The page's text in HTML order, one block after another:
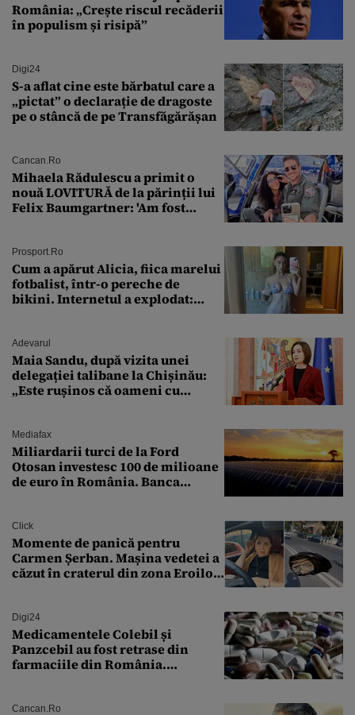
România: „Crește riscul recăderii
în populism și risipă”
Digi24
S-a aflat cine este bărbatul care a
„pictat” o declarație de dragoste
pe o stâncă de pe Transfăgărășan
Cancan.ro
Mihaela Rădulescu a primit o
nouă LOVITURĂ de la părinții lui
Felix Baumgartner: 'Am fost
Prosport.ro
Cum a apărut Alicia, fiica marelui
fotbalist, într-o pereche de
bikini. Internetul a explodat:
Adevarul
Maia Sandu, după vizita unei
delegației talibane la Chișinău:
„Este rușinos că oameni cu
Mediafax
Miliardarii turci de la Ford
Otosan investesc 100 de milioane
de euro în România. Banca
Click
Momente de panică pentru
Carmen Șerban. Mașina vedetei a
căzut în craterul din zona Eroilor:
Digi24
Medicamentele Colebil și
Panzcebil au fost retrase din
farmaciile din România.
Cancan.ro